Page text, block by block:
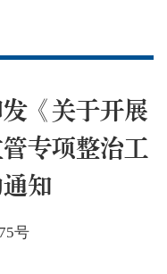
《关于开展
专项整治工
知
号